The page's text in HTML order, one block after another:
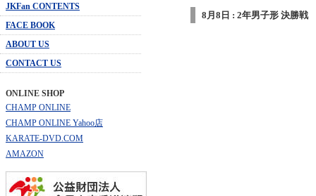
JKFan CONTENTS
FACE BOOK
ABOUT US
CONTACT US
ONLINE SHOP
CHAMP ONLINE
CHAMP ONLINE Yahoo店
KARATE-DVD.COM
AMAZON
8月8日 : 2年男子形 決勝戦